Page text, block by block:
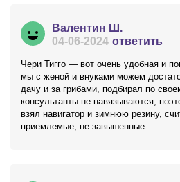
Валентин Ш.
04-06-2024 ответить
Чери Тигго — вот очень удобная и
мы с женой и внуками можем
дачу и за грибами, подбирал по
консультанты не навязываются,
взял навигатор и зимнюю резину,
приемлемые, не завышенные.